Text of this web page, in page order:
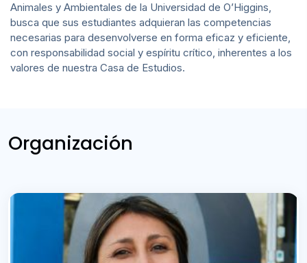
Animales y Ambientales de la Universidad de O’Higgins,
busca que sus estudiantes adquieran las competencias
necesarias para desenvolverse en forma eficaz y eficiente,
con responsabilidad social y espíritu crítico, inherentes a los
valores de nuestra Casa de Estudios.
Organización